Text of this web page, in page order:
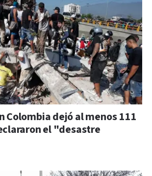
Colombia dejó al menos 111
el "desastre